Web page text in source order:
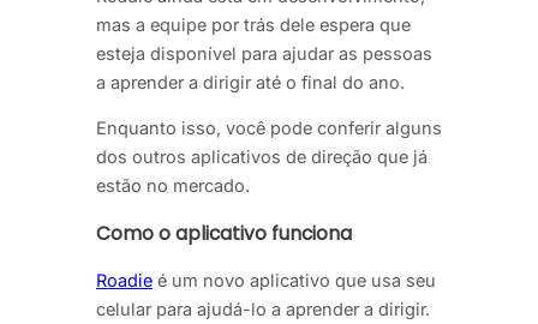
mas a equipe por trás dele espera que
esteja disponível para ajudar as pessoas
a aprender a dirigir até o final do ano.
Enquanto isso, você pode conferir alguns
dos outros aplicativos de direção que já
estão no mercado.
Como o aplicativo funciona
Roadie é um novo aplicativo que usa seu
celular para ajudá-lo a aprender a dirigir.